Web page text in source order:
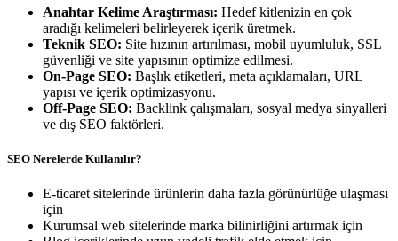
Anahtar Kelime Araştırması: Hedef kitlenizin en çok
aradığı kelimeleri belirleyerek içerik üretmek.
Teknik SEO: Site hızının artırılması, mobil uyumluluk, SSL
güvenliği ve site yapısının optimize edilmesi.
On-Page SEO: Başlık etiketleri, meta açıklamaları, URL
yapısı ve içerik optimizasyonu.
Off-Page SEO: Backlink çalışmaları, sosyal medya sinyalleri
ve dış SEO faktörleri.
SEO Nerelerde Kullanılır?
E-ticaret sitelerinde ürünlerin daha fazla görünürlüğe ulaşması
için
Kurumsal web sitelerinde marka bilinirliğini artırmak için